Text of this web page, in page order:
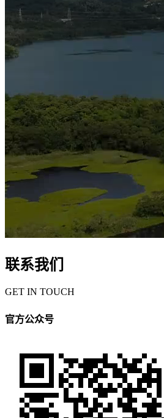
联系我们
GET IN TOUCH
官方公众号